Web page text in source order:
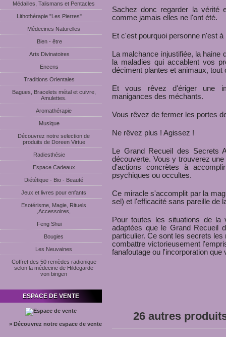
Médailles, Talismans et Pentacles
Lithothérapie "Les Pierres"
Médecines Naturelles
Bien - être
Arts Divinatoires
Encens
Traditions Orientales
Bagues, Bracelets métal et cuivre,
Amulettes.
Aromathérapie
Musique
Découvrez notre selection de
produits de Doreen Virtue
Radiesthésie
Espace Cadeaux
Diététique - Bio - Beauté
Jeux et livres pour enfants
Esotérisme, Magie, Rituels
,Accessoires,
Feng Shui
Bougies
Les Neuvaines
Coffret des 50 remèdes radionique
selon la médecine de Hildegarde
von bingen
ESPACE DE VENTE
» Découvrez notre espace de vente
Sachez donc regarder la vérité
comme jamais elles ne l'ont été.
Et c'est pourquoi personne n'est à
La malchance injustifiée, la
la maladies qui accablent vos
déciment plantes et animaux,
Et vous rêvez d'ériger une
manigances des méchants.
Vous rêvez de fermer les portes
Ne rêvez plus ! Agissez !
Le Grand Recueil des Secrets
découverte. Vous y trouverez
d'actions concrètes à
psychiques ou occultes.
Ce miracle s'accomplit par la
sel) et l'efficacité sans pareille de
Pour toutes les situations de
adaptées que le Grand Recueil
particulier. Ce sont les secrets
combattre victorieusement
fanafoutage ou l'incorporation
26 autres